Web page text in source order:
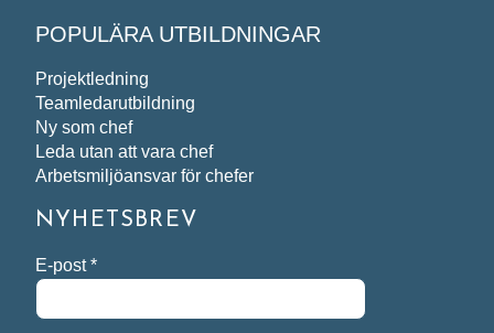
POPULÄRA UTBILDNINGAR
Projektledning
Teamledarutbildning
Ny som chef
Leda utan att vara chef
Arbetsmiljöansvar för chefer
NYHETSBREV
E-post*